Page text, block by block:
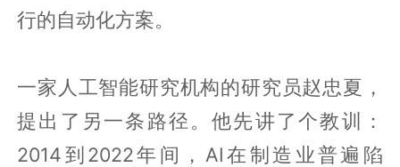
行的自动化方案。
一家人工智能研究机构的研究员赵忠夏，
提出了另一条路径。他先讲了个教训：
2014到2022年间，AI在制造业普遍陷